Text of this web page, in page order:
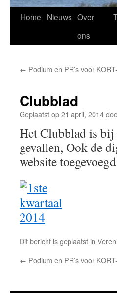
Home Nieuws Over
ons
← Podium en PR’s voor
Clubblad
Geplaatst op21 april, 2014
Het Clubblad is bij
gevallen, Ook de
website
Dit bericht is geplaatst in
← Podium en PR’s voor